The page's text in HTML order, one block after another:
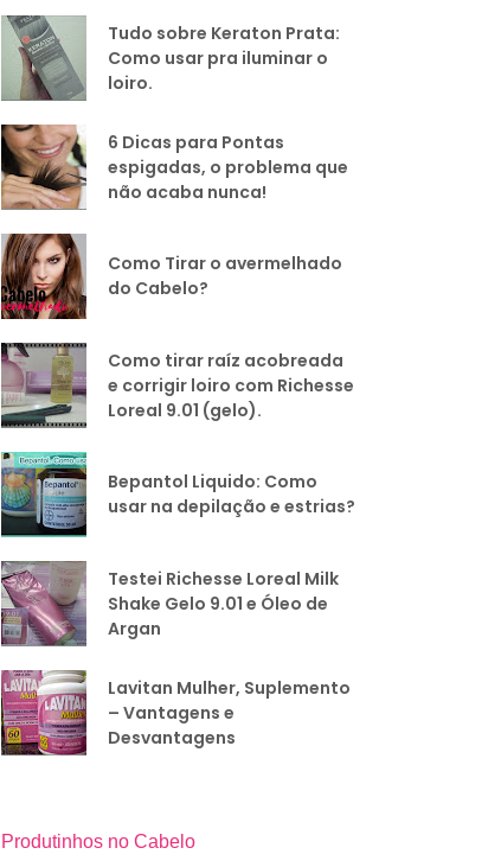
Tudo sobre Keraton Prata:
Como usar pra iluminar o
loiro.
6 Dicas para Pontas
espigadas, o problema que
não acaba nunca!
Como Tirar o avermelhado
do Cabelo?
Como tirar raíz acobreada
e corrigir loiro com Richesse
Loreal 9.01 (gelo).
Bepantol Liquido: Como
usar na depilação e estrias?
Testei Richesse Loreal Milk
Shake Gelo 9.01 e Óleo de
Argan
Lavitan Mulher, Suplemento
– Vantagens e
Desvantagens
Produtinhos no Cabelo